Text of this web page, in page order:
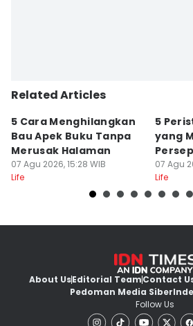
Related Articles
5 Cara Menghilangkan
Bau Apek Buku Tanpa
Merusak Halaman
07 Agu 2026, 15:28 WIB
Life
5
yang
07 Agu
Life
About UsEditorial TeamContact
Pedoman Media Siber
Follow Us